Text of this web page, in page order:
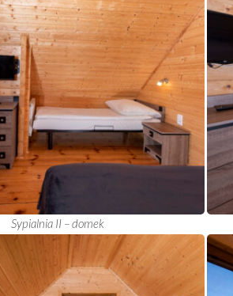
Sypialnia II – domek